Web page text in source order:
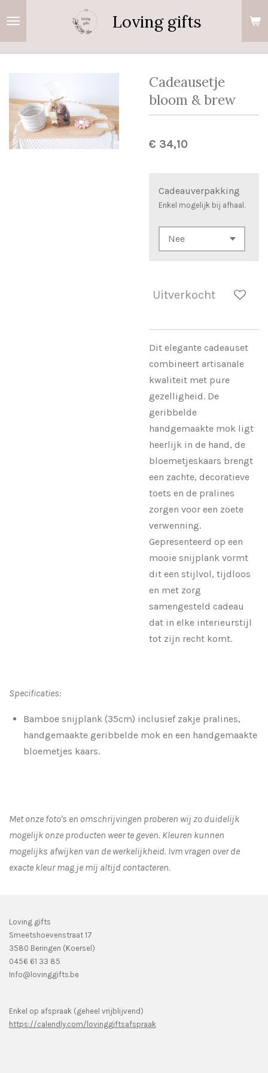
Loving gifts
Cadeausetje
bloom & brew
€ 34,10
Cadeauverpakking
Enkel mogelijk bij afhaal.
Uitverkocht
Dit elegante cadeauset
combineert artisanale
kwaliteit met pure
gezelligheid. De
geribbelde
handgemaakte mok ligt
heerlijk in de hand, de
bloemetjeskaars brengt
een zachte, decoratieve
toets en de pralines
zorgen voor een zoete
verwenning.
Gepresenteerd op een
mooie snijplank vormt
dit een stijlvol, tijdloos
en met zorg
samengesteld cadeau
dat in elke interieurstijl
tot zijn recht komt.
Specificaties:
Bamboe snijplank (35cm) inclusief zakje pralines,
handgemaakte geribbelde mok en een handgemaakte
bloemetjes kaars.
Met onze foto's en omschrijvingen proberen wij zo duidelijk
mogelijk onze producten weer te geven. Kleuren kunnen
mogelijks afwijken van de werkelijkheid. Ivm vragen over de
exacte kleur mag je mij altijd contacteren.
Loving gifts
Smeetshoevenstraat 17
3580 Beringen (Koersel)
0456 61 33 85
Info@lovinggifts.be
Enkel op afspraak (geheel vrijblijvend)
https://calendly.com/lovinggiftsafspraak